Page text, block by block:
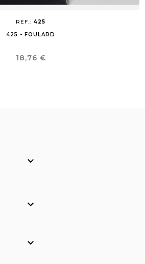
REF.: 425
425 - FOULARD
Preço
18,76 €


